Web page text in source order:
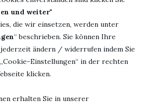
und weiter"
die wir einsetzen, werden unter
“ beschrieben. Sie können Ihre
ändern / widerrufen indem Sie
Einstellungen“ in der rechten
klicken.
erhalten Sie in unserer
Buch fortgelegt hast und beginnst, den
zu spinnen, hat das Buch seinen
- Janusz Korczak –